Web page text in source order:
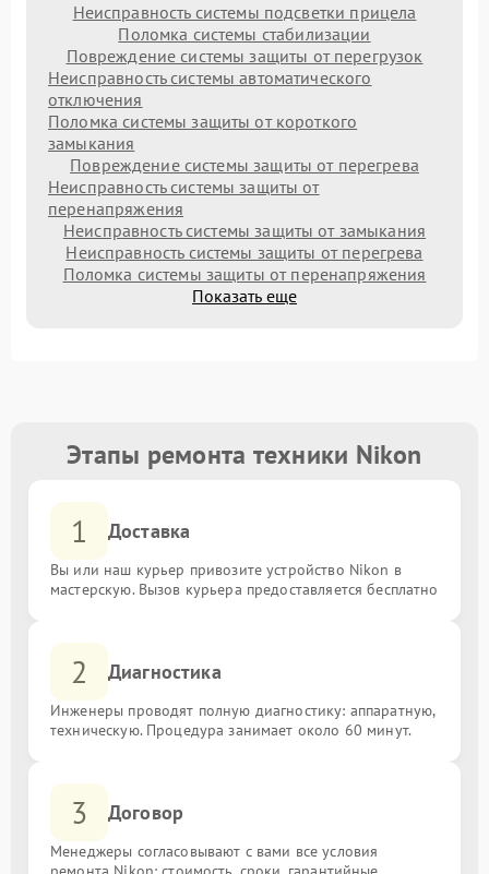
Неисправность системы подсветки прицела
Поломка системы стабилизации
Повреждение системы защиты от перегрузок
Неисправность системы автоматического
отключения
Поломка системы защиты от короткого
замыкания
Повреждение системы защиты от перегрева
Неисправность системы защиты от
перенапряжения
Неисправность системы защиты от замыкания
Неисправность системы защиты от перегрева
Поломка системы защиты от перенапряжения
Показать еще
Этапы ремонта техники Nikon
1 Доставка
Вы или наш курьер привозите устройство Nikon в
мастерскую. Вызов курьера предоставляется бесплатно
2 Диагностика
Инженеры проводят полную диагностику: аппаратную,
техническую. Процедура занимает около 60 минут.
3 Договор
Менеджеры согласовывают с вами все условия